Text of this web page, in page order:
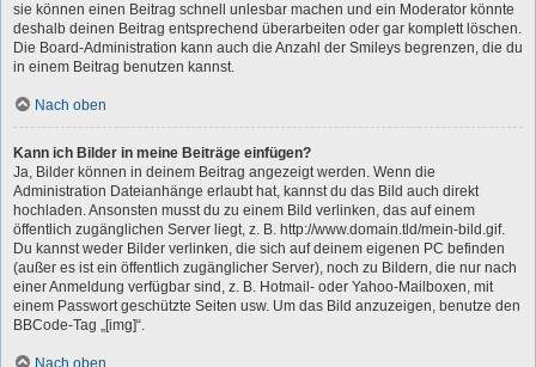
sie können einen Beitrag schnell unlesbar machen und ein Moderator könnte
deshalb deinen Beitrag entsprechend überarbeiten oder gar komplett löschen.
Die Board-Administration kann auch die Anzahl der Smileys begrenzen, die du
in einem Beitrag benutzen kannst.
Nach oben
Kann ich Bilder in meine Beiträge einfügen?
Ja, Bilder können in deinem Beitrag angezeigt werden. Wenn die
Administration Dateianhänge erlaubt hat, kannst du das Bild auch direkt
hochladen. Ansonsten musst du zu einem Bild verlinken, das auf einem
öffentlich zugänglichen Server liegt, z. B. http://www.domain.tld/mein-bild.gif.
Du kannst weder Bilder verlinken, die sich auf deinem eigenen PC befinden
(außer es ist ein öffentlich zugänglicher Server), noch zu Bildern, die nur nach
einer Anmeldung verfügbar sind, z. B. Hotmail- oder Yahoo-Mailboxen, mit
einem Passwort geschützte Seiten usw. Um das Bild anzuzeigen, benutze den
BBCode-Tag „[img]“.
Nach oben